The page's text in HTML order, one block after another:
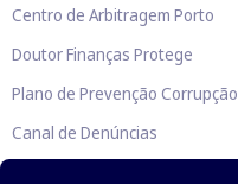
Centro de Arbitragem Porto
Doutor Finanças Protege
Plano de Prevenção Corrupção
Canal de Denúncias